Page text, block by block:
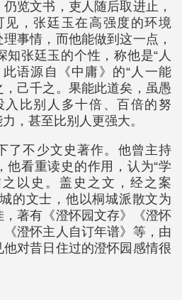
览文书，吏人随后取进止，
见，张廷玉在高强度的环境
事情，而他能做到这一点，
知张廷玉的个性，称他是“人
语源自《中庸》的“人一能
己千之。果能此道矣，虽愚
入比别人多十倍、百倍的努
，甚至比别人更强大。
了不少文史著作。他曾主持
他看重读史的作用，认为“学
以史。盖史之文，经之案
的文士，他以桐城派散文为
著有《澄怀园文存》《澄怀
澄怀主人自订年谱》等，由
对昔日住过的澄怀园感情很